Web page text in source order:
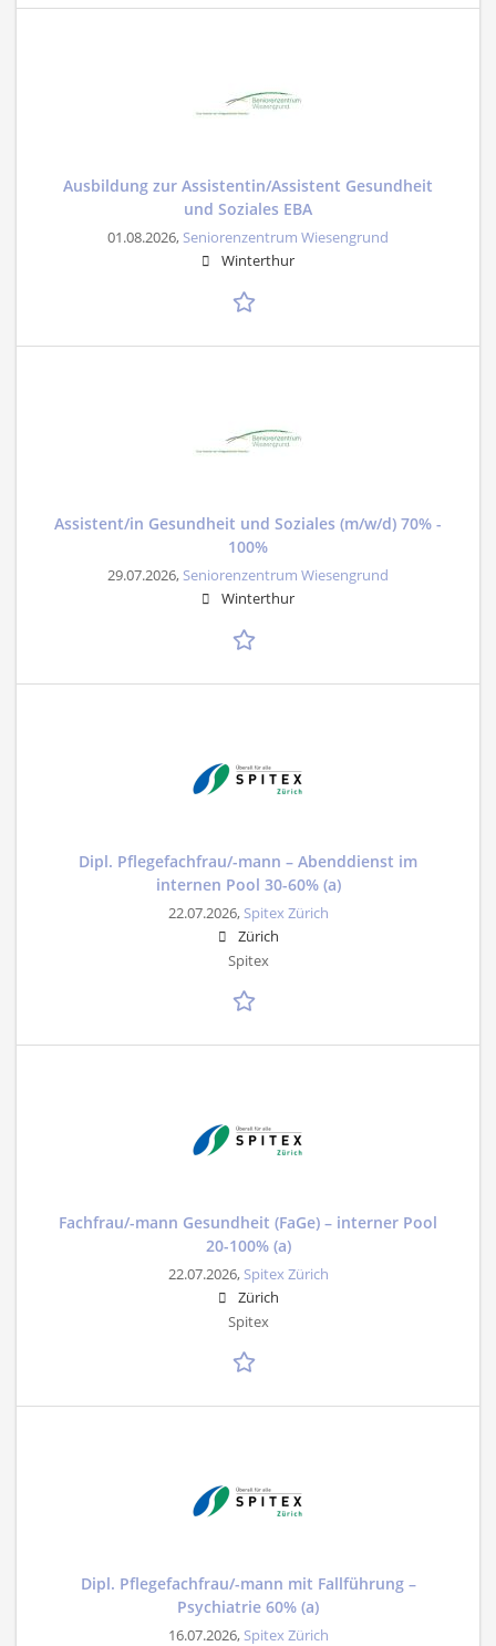
Ausbildung zur Assistentin/Assistent Gesundheit
und Soziales EBA
01.08.2026, Seniorenzentrum Wiesengrund
Winterthur
Assistent/in Gesundheit und Soziales (m/w/d) 70% -
100%
29.07.2026, Seniorenzentrum Wiesengrund
Winterthur
Dipl. Pflegefachfrau/-mann – Abenddienst im
internen Pool 30-60% (a)
22.07.2026, Spitex Zürich
Zürich
Spitex
Fachfrau/-mann Gesundheit (FaGe) – interner Pool
20-100% (a)
22.07.2026, Spitex Zürich
Zürich
Spitex
Dipl. Pflegefachfrau/-mann mit Fallführung –
Psychiatrie 60% (a)
16.07.2026, Spitex Zürich